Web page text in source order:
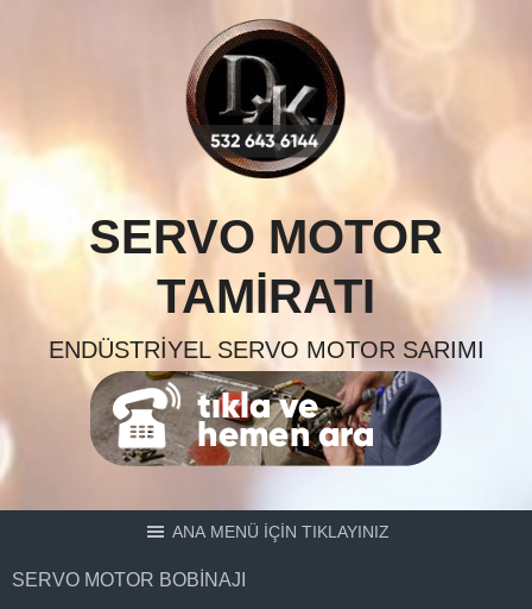
SERVO MOTOR
TAMIRATI
ENDÜSTRIYEL SERVO MOTOR SARIMI
ANA MENÜ İÇİN TIKLAYINIZ
SERVO MOTOR BOBINAJI